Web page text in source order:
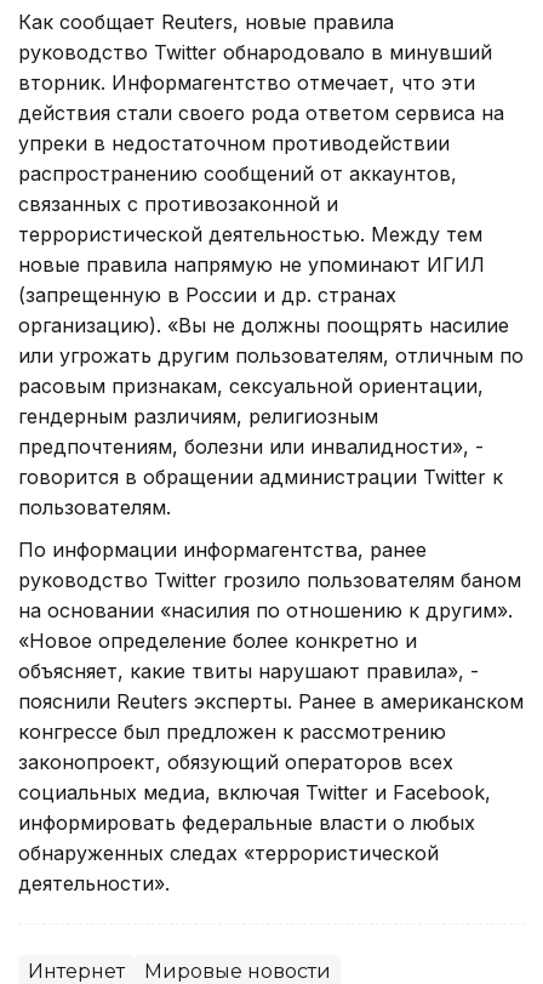
Как сообщает Reuters, новые правила
руководство Twitter обнародовало в минувший
вторник. Информагентство отмечает, что эти
действия стали своего рода ответом сервиса на
упреки в недостаточном противодействии
распространению сообщений от аккаунтов,
связанных с противозаконной и
террористической деятельностью. Между тем
новые правила напрямую не упоминают ИГИЛ
(запрещенную в России и др. странах
организацию). «Вы не должны поощрять насилие
или угрожать другим пользователям, отличным по
расовым признакам, сексуальной ориентации,
гендерным различиям, религиозным
предпочтениям, болезни или инвалидности», -
говорится в обращении администрации Twitter к
пользователям.
По информации информагентства, ранее
руководство Twitter грозило пользователям баном
на основании «насилия по отношению к другим».
«Новое определение более конкретно и
объясняет, какие твиты нарушают правила», -
пояснили Reuters эксперты. Ранее в американском
конгрессе был предложен к рассмотрению
законопроект, обязующий операторов всех
социальных медиа, включая Twitter и Facebook,
информировать федеральные власти о любых
обнаруженных следах «террористической
деятельности».
Интернет Мировые новости